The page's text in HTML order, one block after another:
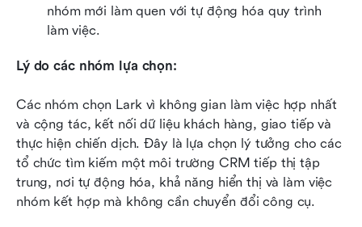
nhóm mới làm quen với tự động hóa quy trình
làm việc.
Lý do các nhóm lựa chọn:
Các nhóm chọn Lark vì không gian làm việc hợp nhất
và cộng tác, kết nối dữ liệu khách hàng, giao tiếp và
thực hiện chiến dịch. Đây là lựa chọn lý tưởng cho các
tổ chức tìm kiếm một môi trường CRM tiếp thị tập
trung, nơi tự động hóa, khả năng hiển thị và làm việc
nhóm kết hợp mà không cần chuyển đổi công cụ.